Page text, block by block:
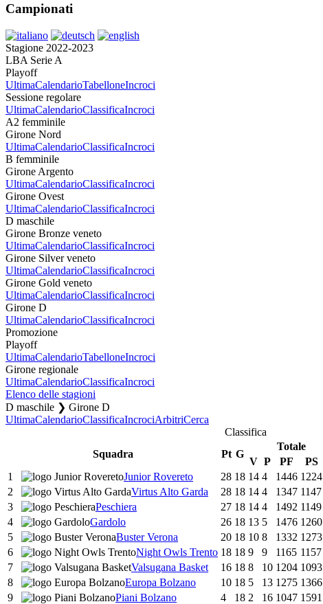
Campionati
Stagione 2022-2023
LBA Serie A
Playoff
UltimaCalendarioTabelloneIncroci
Sessione regolare
UltimaCalendarioClassificaIncroci
A2 femminile
Girone Nord
UltimaCalendarioClassificaIncroci
B femminile
Girone Argento
UltimaCalendarioClassificaIncroci
Girone Ovest
UltimaCalendarioClassificaIncroci
D maschile
Girone Bronze veneto
UltimaCalendarioClassificaIncroci
Girone Silver veneto
UltimaCalendarioClassificaIncroci
Girone Gold veneto
UltimaCalendarioClassificaIncroci
Girone D
UltimaCalendarioClassificaIncroci
Promozione
Playoff
UltimaCalendarioTabelloneIncroci
Girone regionale
UltimaCalendarioClassificaIncroci
Elenco delle stagioni
D maschile ❯ Girone D
UltimaCalendarioClassificaIncrociArbitriCerca
Classifica
Squadra
Pt G
Totale
V P PF PS
1
Junior Rovereto 28 18 14 4 1446 1224
2
Virtus Alto Garda 28 18 14 4 1347 1147
3
Peschiera 27 18 14 4 1492 1149
4
Gardolo 26 18 13 5 1476 1260
5
Buster Verona 20 18 10 8 1332 1273
6
Night Owls Trento 18 18 9 9 1165 1157
7
Valsugana Basket 16 18 8 10 1204 1093
8
Europa Bolzano 10 18 5 13 1275 1366
9
Piani Bolzano 4 18 2 16 1047 1591